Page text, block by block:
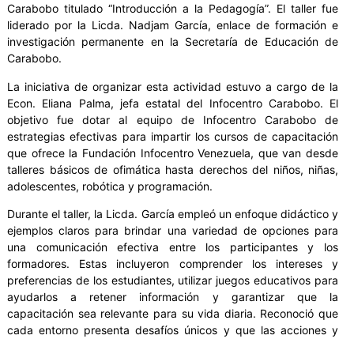
Carabobo titulado “Introducción a la Pedagogía”. El taller fue
liderado por la Licda. Nadjam García, enlace de formación e
investigación permanente en la Secretaría de Educación de
Carabobo.
La iniciativa de organizar esta actividad estuvo a cargo de la
Econ. Eliana Palma, jefa estatal del Infocentro Carabobo. El
objetivo fue dotar al equipo de Infocentro Carabobo de
estrategias efectivas para impartir los cursos de capacitación
que ofrece la Fundación Infocentro Venezuela, que van desde
talleres básicos de ofimática hasta derechos del niños, niñas,
adolescentes, robótica y programación.
Durante el taller, la Licda. García empleó un enfoque didáctico y
ejemplos claros para brindar una variedad de opciones para
una comunicación efectiva entre los participantes y los
formadores. Estas incluyeron comprender los intereses y
preferencias de los estudiantes, utilizar juegos educativos para
ayudarlos a retener información y garantizar que la
capacitación sea relevante para su vida diaria. Reconoció que
cada entorno presenta desafíos únicos y que las acciones y